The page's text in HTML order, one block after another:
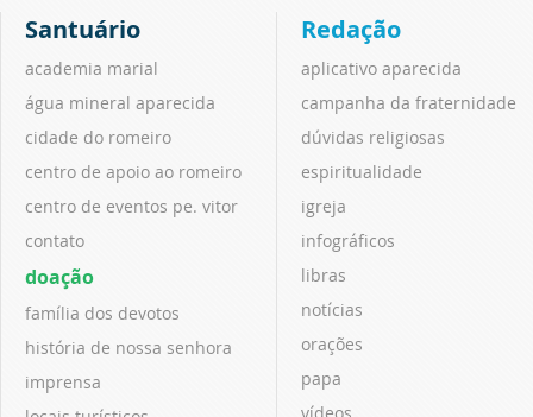
Santuário
academia marial
água mineral aparecida
cidade do romeiro
centro de apoio ao romeiro
centro de eventos pe. vitor
contato
doação
família dos devotos
história de nossa senhora
imprensa
Redação
aplicativo aparecida
campanha da fraternidade
dúvidas religiosas
espiritualidade
igreja
infográficos
libras
notícias
orações
papa
vídeos